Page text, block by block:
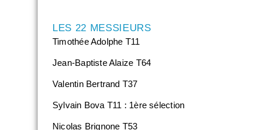
LES 22 MESSIEURS
Timothée Adolphe T11
Jean-Baptiste Alaize T64
Valentin Bertrand T37
Sylvain Bova T11 : 1ère sélection
Nicolas Brignone T53